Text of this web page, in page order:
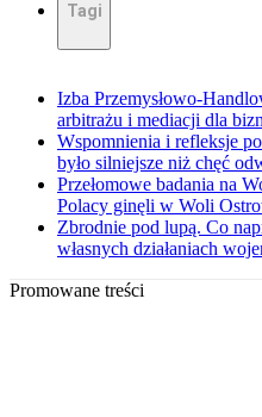
Tagi
Izba Przemysłowo-
arbitrażu i mediacji dla
Wspomnienia i refleksje
było silniejsze niż chęć
Przełomowe badania na
Polacy ginęli w Woli
Zbrodnie pod lupą. Co
własnych działaniach
Promowane treści